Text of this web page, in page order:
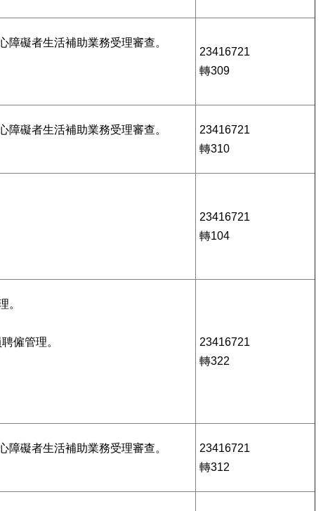
障礙者生活補助業務受理審查。
23416721
轉309
障礙者生活補助業務受理審查。
23416721
轉310
23416721
轉104
。
僱管理。
23416721
轉322
障礙者生活補助業務受理審查。
23416721
轉312